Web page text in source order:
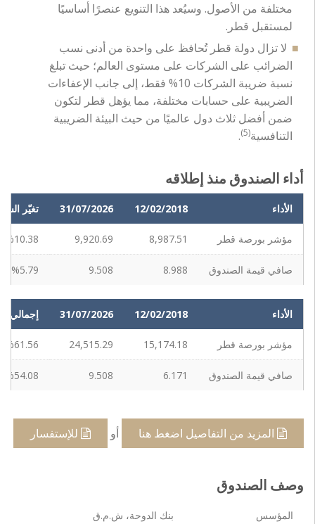
مختلفة من الأصول. وسيُعد هذا التنويع عنصرًا أساسيًا
لمستقبل قطر.
لا تزال دولة قطر تُحافظ على واحدة من أدنى نسب
الضرائب على الشركات على مستوى العالم؛ حيث تبلغ
نسبة ضريبة الشركات 10% فقط، إلى جانب الإعفاءات
الضريبية على حسابات مختلفة، مما يؤهل قطر لتكون
ضمن أفضل ثلاث دول عالميًا من حيث البيئة الضريبية
التنافسية(5)
.
أداء الصندوق منذ إطلاقه
الأداء 12/02/2018
31/07/2026 تغيّر
مؤشر بورصة قطر 8,987.51
9,920.69
%10.38
صافي قيمة الصندوق 8.988
9.508
%5.79
الأداء 12/02/2018
31/07/2026 إجمالي
مؤشر بورصة قطر 15,174.18
24,515.29
%61.56
صافي قيمة الصندوق 6.171
9.508
%54.08
المزيد من التفاصيل اضغط هنا أو للإستفسار
وصف الصندوق
المؤسس بنك الدوحة، ش.م.ق